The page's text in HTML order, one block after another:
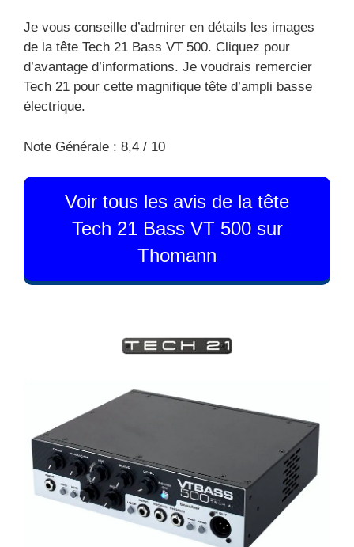
Je vous conseille d’admirer en détails les images
de la tête Tech 21 Bass VT 500. Cliquez pour
d’avantage d’informations. Je voudrais remercier
Tech 21 pour cette magnifique tête d’ampli basse
électrique.
Note Générale : 8,4 / 10
Voir tous les avis de la tête
Tech 21 Bass VT 500 sur
Thomann